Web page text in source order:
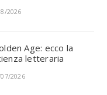
2026
Age: ecco la
letteraria
2026